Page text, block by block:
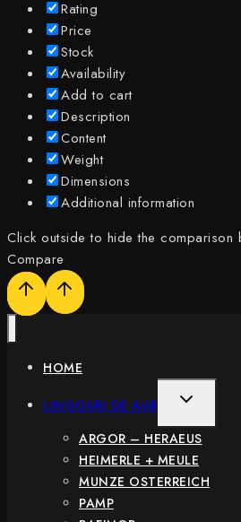
Rating
Price
Stock
Availability
Add to cart
Description
Content
Weight
Dimensions
Additional information
Click outside to hide the comparison
Compare
HOME
LINGOURI DE AUR
TOGGLE
CHILD
MENU
ARGOR – HERAEUS
HEIMERLE + MEULE
MUNZE OSTERREICH
PAMP